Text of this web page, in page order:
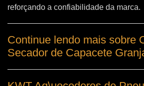
reforçando a confiabilidade da marca.
Continue lendo mais sobre
Secador de Capacete